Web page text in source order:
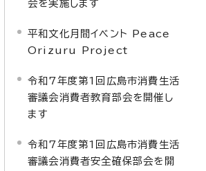
会を実施します
平和文化月間イベント Peace
Orizuru Project
令和7年度第1回広島市消費生活
審議会消費者教育部会を開催し
ます
令和7年度第1回広島市消費生活
審議会消費者安全確保部会を開